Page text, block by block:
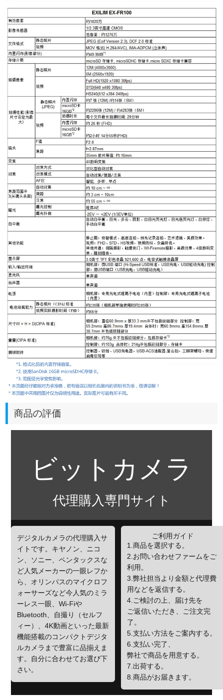
商品の評価
ビットカメラ
代理購入専門サイト
デジタルカメラの代理購入サ
イトです。キヤノン、ニコ
ン、ソニー、ペンタックスな
ど人気メーカーの一眼レフか
ら、オリンパスのマイクロフ
ォーサーズなど今人気のミラ
ーレス一眼、Wi-Fiや
Bluetooth、自撮り（セルフ
ィー）、4K動画といった最新
機能搭載のコンパクトデジタ
ルカメラまで豊富に品揃えま
す。自分に合わせてお選び下
さい。
ご利用ガイド
1.商品を選択する。
2.お問い合わせファームをご
利用。
3.弊社担当より金額と代理費
用などを返信する。
4.ご検討の上、届け先を
ご返信いただき、ご注文完
了。
5.支払い方法をご案内する。
6.支払い完了、
弊社で商品を用意する。
7.出荷する。
8.商品がお届きます。